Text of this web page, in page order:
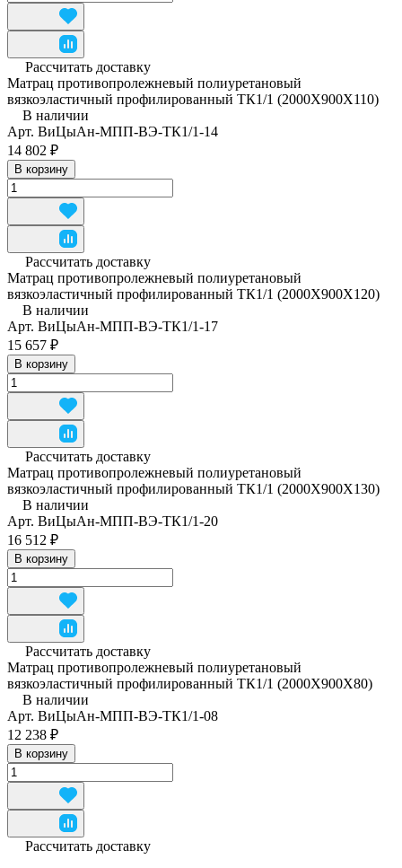
Рассчитать доставку
Матрац противопролежневый полиуретановый
вязкоэластичный профилированный ТК1/1 (2000Х900Х110)
В наличии
Арт. ВиЦыАн-МПП-ВЭ-ТК1/1-14
14 802 ₽
В корзину
Рассчитать доставку
Матрац противопролежневый полиуретановый
вязкоэластичный профилированный ТК1/1 (2000Х900Х120)
В наличии
Арт. ВиЦыАн-МПП-ВЭ-ТК1/1-17
15 657 ₽
В корзину
Рассчитать доставку
Матрац противопролежневый полиуретановый
вязкоэластичный профилированный ТК1/1 (2000Х900Х130)
В наличии
Арт. ВиЦыАн-МПП-ВЭ-ТК1/1-20
16 512 ₽
В корзину
Рассчитать доставку
Матрац противопролежневый полиуретановый
вязкоэластичный профилированный ТК1/1 (2000Х900Х80)
В наличии
Арт. ВиЦыАн-МПП-ВЭ-ТК1/1-08
12 238 ₽
В корзину
Рассчитать доставку